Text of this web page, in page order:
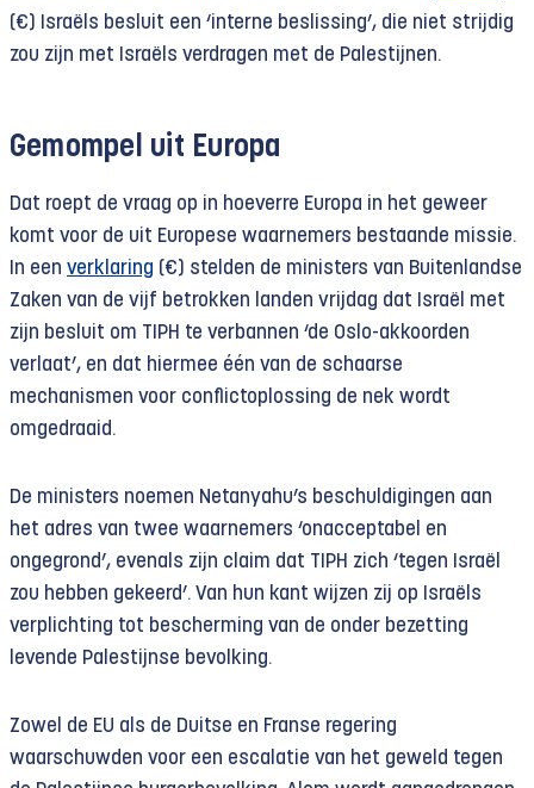
(€) Israëls besluit een ‘interne beslissing’, die niet strijdig
zou zijn met Israëls verdragen met de Palestijnen.
Gemompel uit Europa
Dat roept de vraag op in hoeverre Europa in het geweer
komt voor de uit Europese waarnemers bestaande missie.
In een verklaring (€) stelden de ministers van Buitenlandse
Zaken van de vijf betrokken landen vrijdag dat Israël met
zijn besluit om TIPH te verbannen ‘de Oslo-akkoorden
verlaat’, en dat hiermee één van de schaarse
mechanismen voor conflictoplossing de nek wordt
omgedraaid.
De ministers noemen Netanyahu’s beschuldigingen aan
het adres van twee waarnemers ‘onacceptabel en
ongegrond’, evenals zijn claim dat TIPH zich ‘tegen Israël
zou hebben gekeerd’. Van hun kant wijzen zij op Israëls
verplichting tot bescherming van de onder bezetting
levende Palestijnse bevolking.
Zowel de EU als de Duitse en Franse regering
waarschuwden voor een escalatie van het geweld tegen